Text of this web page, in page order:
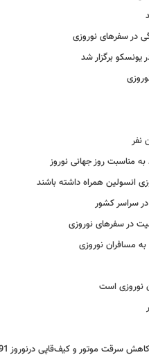
در سفرهای نوروزی
یونسکو برگزار شد
نفر
مناسبت روز جهانی نوروز
انسولین همراه داشته باشند
در سراسر کشور
در سفرهای نوروزی
مسافران نوروزی
نوروزی است
سرقت موتور و کیف‌قاپی درنوروز 91